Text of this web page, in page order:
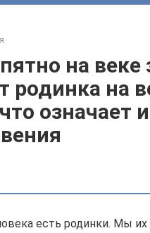
на веке
родинка на
означает
есть родинки. Мы